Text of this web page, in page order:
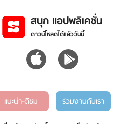
สนุก แอปพลิเคชั่น
ดาวน์โหลดได้แล้ววันนี้
แนะนำ-ติชม ร่วมงานกับเรา